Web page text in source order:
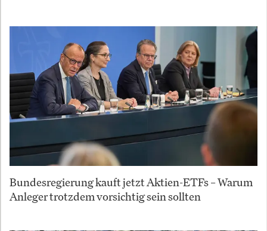
Bundesregierung kauft jetzt Aktien-ETFs – Warum
Anleger trotzdem vorsichtig sein sollten